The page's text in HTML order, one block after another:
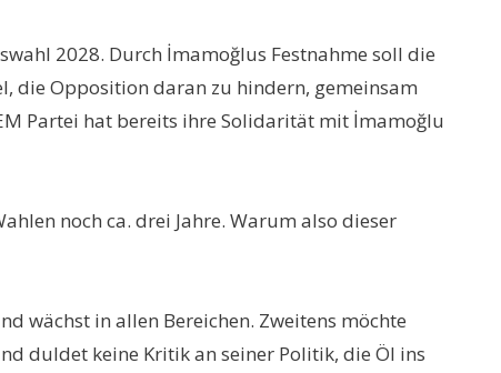
2028. Durch İmamoğlus Festnahme soll die
die Opposition daran zu hindern, gemeinsam
Partei hat bereits ihre Solidarität mit İmamoğlu
noch ca. drei Jahre. Warum also dieser
wächst in allen Bereichen. Zweitens möchte
duldet keine Kritik an seiner Politik, die Öl ins